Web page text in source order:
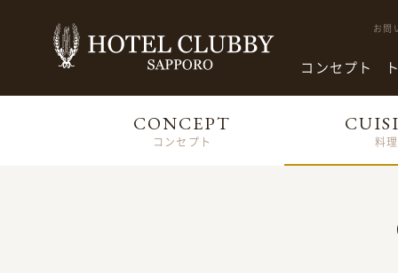
お問
コンセプト
CONCEPT
コンセプト 料理